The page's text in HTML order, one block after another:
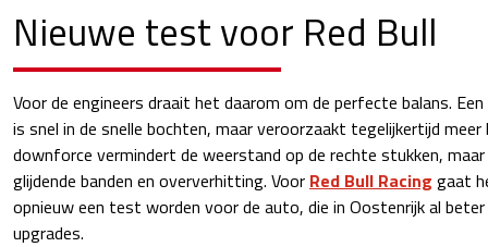
Nieuwe test voor Red Bull
Voor de engineers draait het daarom om de perfecte balans.
is snel in de snelle bochten, maar veroorzaakt tegelijkertijd meer
downforce vermindert de weerstand op de rechte stukken,
glijdende banden en oververhitting. Voor Red Bull Racing gaat
opnieuw een test worden voor de auto, die in Oostenrijk al
upgrades.